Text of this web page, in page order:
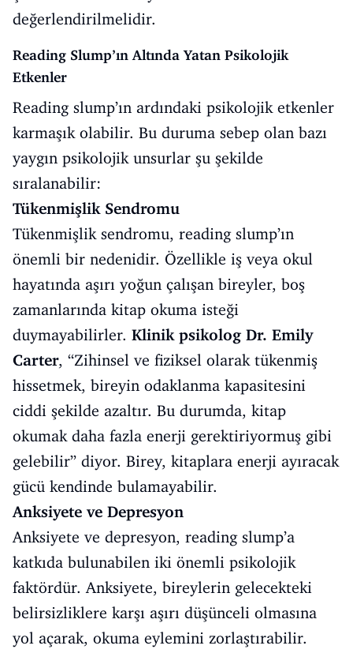
değerlendirilmelidir.
Reading Slump’ın Altında Yatan Psikolojik
Etkenler
Reading slump’ın ardındaki psikolojik etkenler
karmaşık olabilir. Bu duruma sebep olan bazı
yaygın psikolojik unsurlar şu şekilde
sıralanabilir:
Tükenmişlik Sendromu
Tükenmişlik sendromu, reading slump’ın
önemli bir nedenidir. Özellikle iş veya okul
hayatında aşırı yoğun çalışan bireyler, boş
zamanlarında kitap okuma isteği
duymayabilirler. Klinik psikolog Dr. Emily
Carter, “Zihinsel ve fiziksel olarak tükenmiş
hissetmek, bireyin odaklanma kapasitesini
ciddi şekilde azaltır. Bu durumda, kitap
okumak daha fazla enerji gerektiriyormuş gibi
gelebilir” diyor. Birey, kitaplara enerji ayıracak
gücü kendinde bulamayabilir.
Anksiyete ve Depresyon
Anksiyete ve depresyon, reading slump’a
katkıda bulunabilen iki önemli psikolojik
faktördür. Anksiyete, bireylerin gelecekteki
belirsizliklere karşı aşırı düşünceli olmasına
yol açarak, okuma eylemini zorlaştırabilir.